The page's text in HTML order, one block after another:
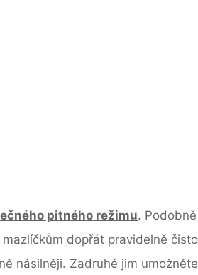
pitného režimu.
dopřát pravidelně
násilněji. Zadruhé jim umožněte